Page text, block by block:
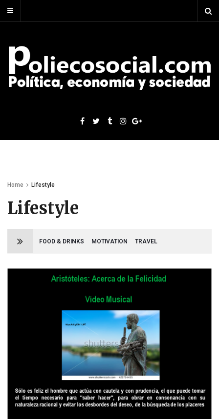
Home Lifestyle
Lifestyle
FOOD & DRINKS MOTIVATION TRAVEL